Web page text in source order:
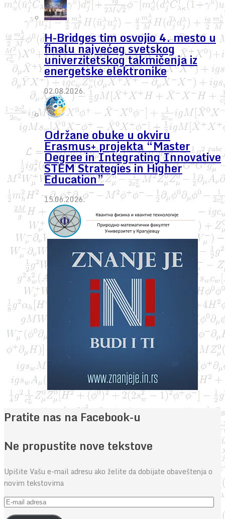
H-Bridges tim osvojio 4. mesto u
finalu najvećeg svetskog
univerzitetskog takmičenja iz
energetske elektronike
02.08.2026.
Održane obuke u okviru
Erasmus+ projekta “Master
Degree in Integrating Innovative
STEM Strategies in Higher
Education”
15.06.2026.
Pratite nas na Facebook-u
Ne propustite nove tekstove
Upišite Vašu e-mail adresu ako želite da dobijate obaveštenja o
novim tekstovima
E-
mail